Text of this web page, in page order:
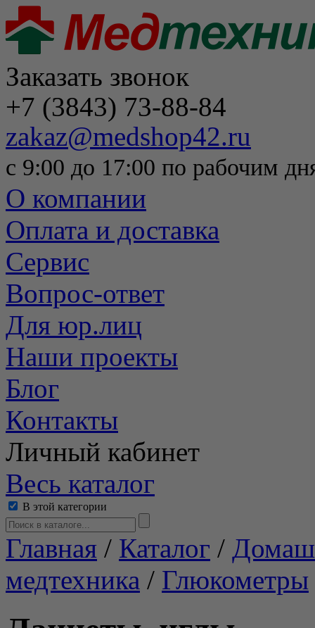
Заказать звонок
+7 (3843) 73-88-84
zakaz@medshop42.ru
с 9:00 до 17:00 по рабочим
О компании
Оплата и доставка
Сервис
Вопрос-ответ
Для юр.лиц
Наши проекты
Блог
Контакты
Личный кабинет
Весь каталог
В этой категории
Главная / Каталог /
медтехника / Глюкометры